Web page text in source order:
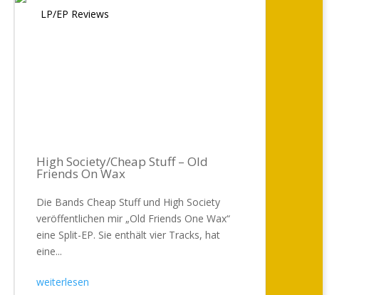
LP/EP Reviews
High Society/Cheap Stuff – Old
Friends On Wax
Die Bands Cheap Stuff und High Society
veröffentlichen mir „Old Friends One Wax“
eine Split-EP. Sie enthält vier Tracks, hat
eine...
weiterlesen